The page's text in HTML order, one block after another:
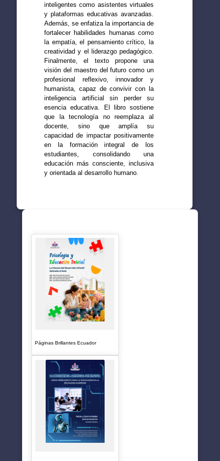
inteligentes como asistentes virtuales
y plataformas educativas avanzadas.
Además, se enfatiza la importancia de
fortalecer habilidades humanas como
la empatía, el pensamiento crítico, la
creatividad y el liderazgo pedagógico.
Finalmente, el texto propone una
visión del maestro del futuro como un
profesional reflexivo, innovador y
humanista, capaz de convivir con la
inteligencia artificial sin perder su
esencia educativa. El libro sostiene
que la tecnología no reemplaza al
docente, sino que amplía su
capacidad de impactar positivamente
en la formación integral de los
estudiantes, consolidando una
educación más consciente, inclusiva
y orientada al desarrollo humano.
Páginas Brillantes Ecuador